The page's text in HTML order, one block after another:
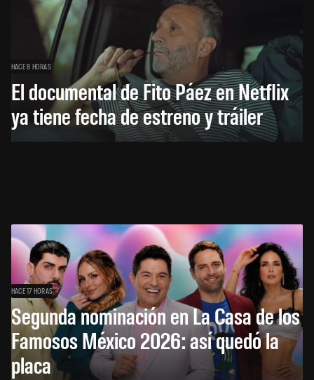
HACE 8 HORAS
El documental de Fito Páez en Netflix
ya tiene fecha de estreno y tráiler
HACE 17 HORAS
Segunda nominación en La Casa de los
Famosos México 2026: así quedó la
placa